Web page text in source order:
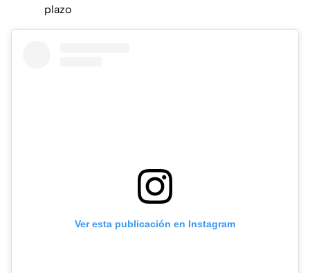
plazo
Ver esta publicación en Instagram